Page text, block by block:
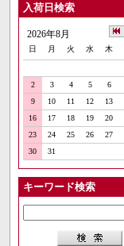
入荷日検索
2026年8月
日 月 火 水 木
2
3 4 5 6
9
10 11 12 13
16
17 18 19 20
23
24 25 26 27
30
31
キーワード検索